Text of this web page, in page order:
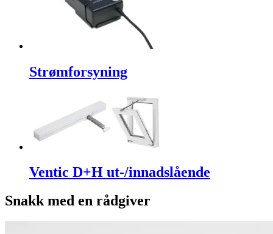
Strømforsyning
Ventic D+H ut-/innadslående
Snakk med en rådgiver